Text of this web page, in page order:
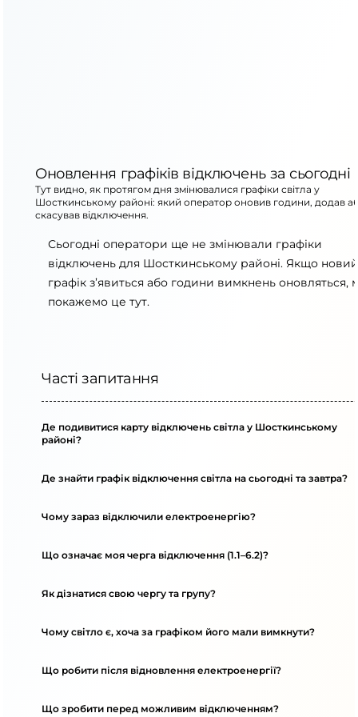
Оновлення графіків відключень за сьогодні
Тут видно, як протягом дня змінювалися графіки світла у
Шосткинському районі: який оператор оновив години, додав
скасував відключення.
Сьогодні оператори ще не змінювали графіки
відключень для Шосткинському районі. Якщо новий
графік з’явиться або години вимкнень оновляться,
покажемо це тут.
Часті запитання
Де подивитися карту відключень світла у Шосткинському
районі?
Де знайти графік відключення світла на сьогодні та завтра?
Чому зараз відключили електроенергію?
Що означає моя черга відключення (1.1–6.2)?
Як дізнатися свою чергу та групу?
Чому світло є, хоча за графіком його мали вимкнути?
Що робити після відновлення електроенергії?
Що зробити перед можливим відключенням?